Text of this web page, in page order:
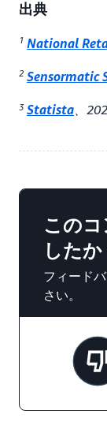
出典
1 National
2 Sensormatic
3 Statista、
この
したか
フィード
さい。